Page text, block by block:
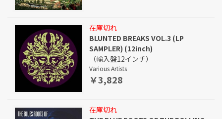
在庫切れ
BLUNTED BREAKS VOL.3 (LP
SAMPLER) (12inch)
（輸入盤12インチ）
Various Artists
￥3,828
在庫切れ